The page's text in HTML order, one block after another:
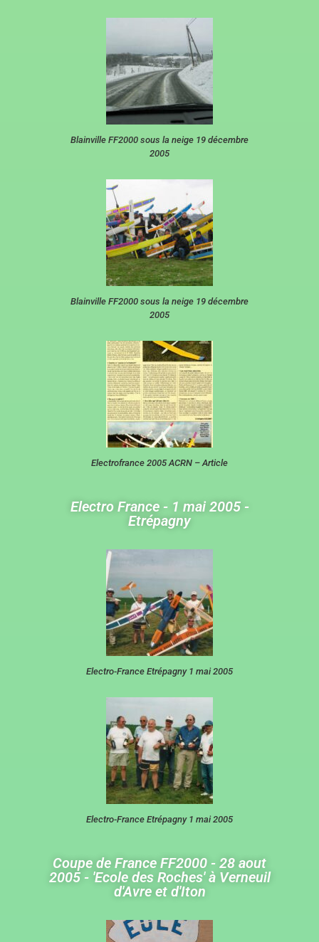
Blainville FF2000 sous la neige 19 décembre
2005
Blainville FF2000 sous la neige 19 décembre
2005
Electrofrance 2005 ACRN – Article
Electro France - 1 mai 2005 -
Etrépagny
Electro-France Etrépagny 1 mai 2005
Electro-France Etrépagny 1 mai 2005
Coupe de France FF2000 - 28 aout
2005 - 'Ecole des Roches' à Verneuil
d'Avre et d'Iton